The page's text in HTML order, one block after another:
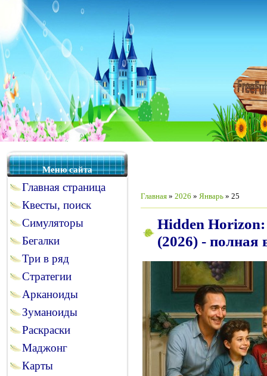
Меню сайта
Главная страница
Квесты, поиск
Симуляторы
Бегалки
Три в ряд
Стратегии
Арканоиды
Зуманоиды
Раскраски
Маджонг
Карты
Главная » 2026 » Январь » 25
Hidden
(2026) - полная